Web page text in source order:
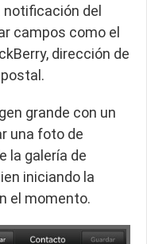
del
campos como el
dirección de
grande con un
una foto de
la galería de
iniciando la
el momento.